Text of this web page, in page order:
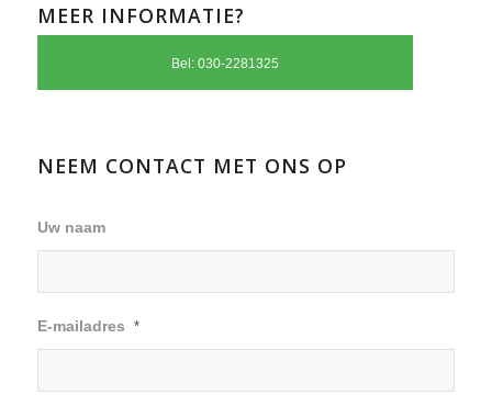
MEER INFORMATIE?
Bel: 030-2281325
NEEM CONTACT MET ONS OP
Uw naam
E-mailadres *